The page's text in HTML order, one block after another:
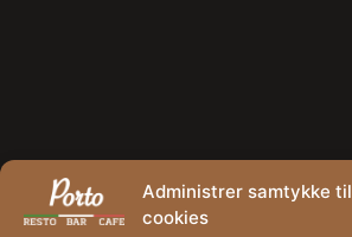
Administrer samtykke til
cookies